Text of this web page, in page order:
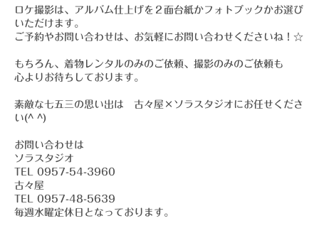
ロケ撮影は、アルバム仕上げを２面台紙かフォトブックかお選び
いただけます。
ご予約やお問い合わせは、お気軽にお問い合わせくださいね！☆
もちろん、着物レンタルのみのご依頼、撮影のみのご依頼も
心よりお待ちしております。
素敵な七五三の思い出は 古々屋×ソラスタジオにお任せくださ
い(^ ^)
お問い合わせは
ソラスタジオ
TEL 0957-54-3960
古々屋
TEL 0957-48-5639
毎週水曜定休日となっております。